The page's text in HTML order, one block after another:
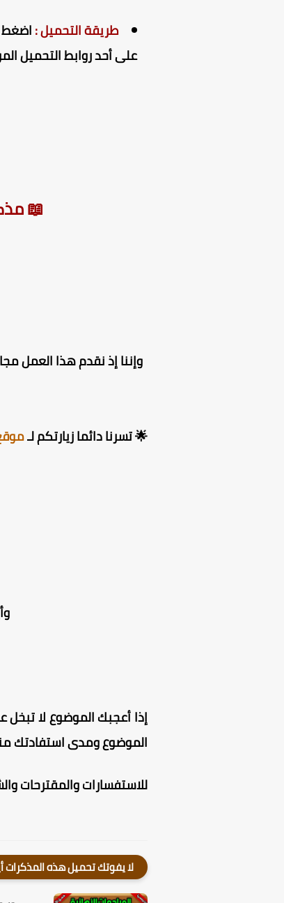
طريقة التحميل :اضغط
على أحد روابط التحميل
📖
وإننا إذ نقدم هذا العمل
🌟 تسرنا دائما زيارتكم لـ
إذا أعجبك الموضوع لا تبخل
الموضوع ومدى استفادتك
للاستفسارات والمقترحات
لا يفوتك تحميل هذه المذكرات